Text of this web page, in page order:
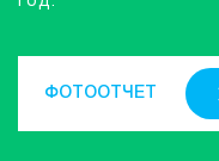
ФОТООТЧЕТ